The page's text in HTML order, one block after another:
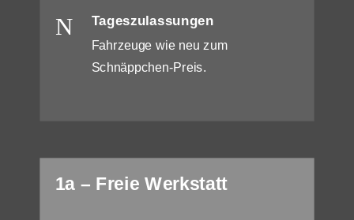
N Tageszulassungen
Fahrzeuge wie neu zum
Schnäppchen-Preis.
1a – Freie Werkstatt